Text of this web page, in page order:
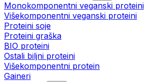
Monokomponentni veganski proteini
Višekomponentni veganski proteini
Proteini soje
Proteini graška
BIO proteini
Ostali biljni proteini
Višekomponentni protein
Gaineri